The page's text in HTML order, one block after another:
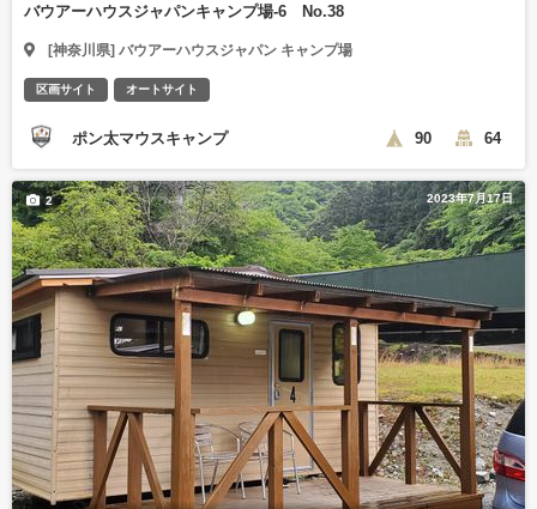
バウアーハウスジャパンキャンプ場-6 No.38
[神奈川県] バウアーハウスジャパン キャンプ場
区画サイト オートサイト
ポン太マウスキャンプ 90 64
2023年7月17日
2